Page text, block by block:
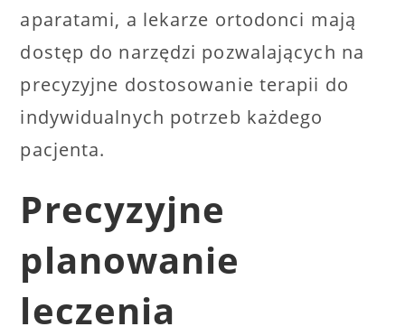
aparatami, a lekarze ortodonci mają
dostęp do narzędzi pozwalających na
precyzyjne dostosowanie terapii do
indywidualnych potrzeb każdego
pacjenta.
Precyzyjne
planowanie
leczenia